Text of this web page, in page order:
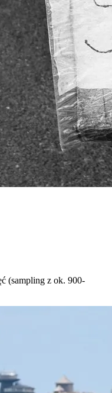
(sampling z ok. 900-